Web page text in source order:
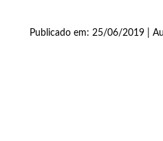
Publicado em: 25/06/2019 |